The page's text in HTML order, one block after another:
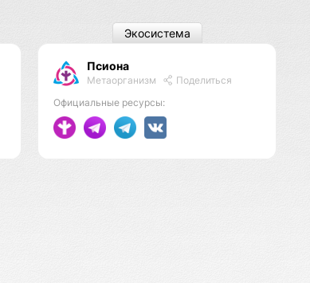
Псиона
Метаорганизм
Поделиться
Официальные ресурсы:
Экосистема